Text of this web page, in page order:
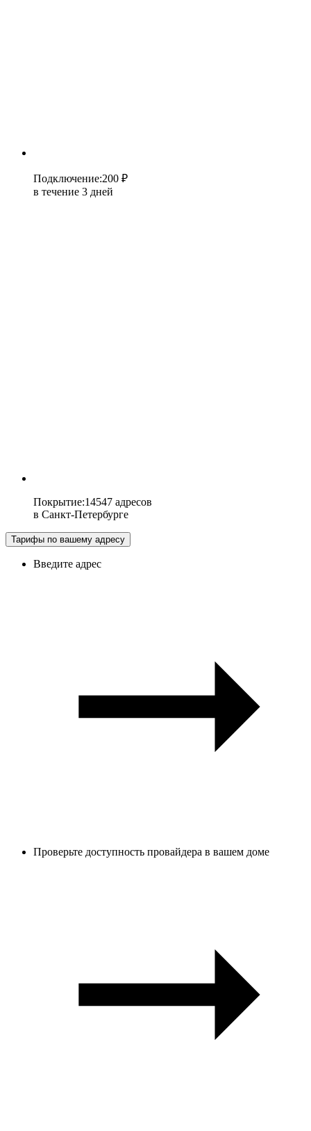
Подключение:200 ₽
в течение 3 дней
Покрытие:14547 адресов
в Санкт-Петербурге
Тарифы по вашему адресу
Введите адрес
Проверьте доступность провайдера в вашем доме